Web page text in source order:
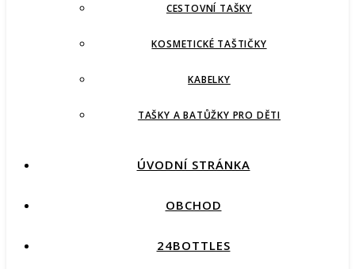
CESTOVNÍ TAŠKY
KOSMETICKÉ TAŠTIČKY
KABELKY
TAŠKY A BATŮŽKY PRO DĚTI
ÚVODNÍ STRÁNKA
OBCHOD
24BOTTLES